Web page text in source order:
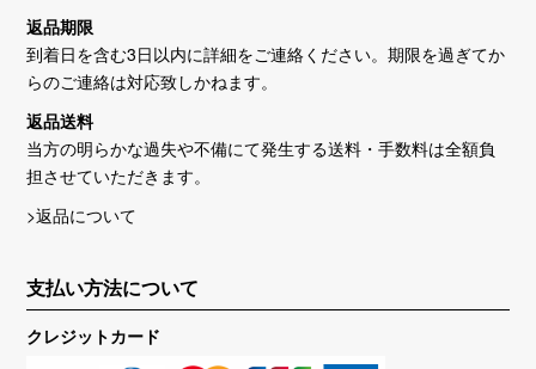
返品期限
到着日を含む3日以内に詳細をご連絡ください。期限を過ぎてか
らのご連絡は対応致しかねます。
返品送料
当方の明らかな過失や不備にて発生する送料・手数料は全額負
担させていただきます。
>返品について
支払い方法について
クレジットカード